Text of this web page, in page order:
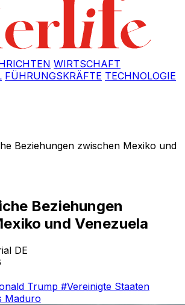
WIRTSCHAFT
FÜHRUNGSKRÄFTE TECHNOLOGIE
Beziehungen zwischen Mexiko und
Beziehungen
und Venezuela
DE
Trump #Vereinigte Staaten
Maduro